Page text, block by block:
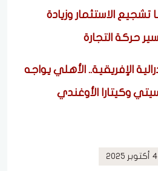
تشجيع الاستثمار وزيادة
حركة التجارة
الإفريقية.. الأهلي يواجه
وكيتارا الأوغندي